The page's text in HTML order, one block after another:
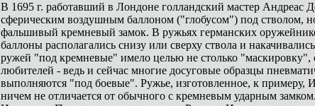
В 1695 г. работавший в Лондоне голландский мастер Андреас
сферическим воздушным баллоном ("глобусом") под стволом,
фальшивый кремневый замок. В ружьях германских
баллоны располагались снизу или сверху ствола и
ружей "под кремневые" имело целью не столько "маскировку",
любителей - ведь и сейчас многие досуговые образцы
выполняются "под боевые". Ружье, изготовленное, к примеру,
ничем не отличается от обычного с кремневым ударным замком.